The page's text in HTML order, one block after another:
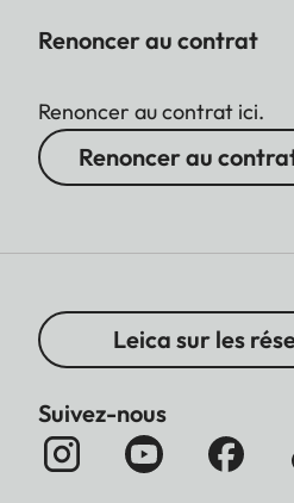
Renoncer au contrat
Renoncer au contrat ici.
Renoncer au
Leica sur les
Suivez-nous